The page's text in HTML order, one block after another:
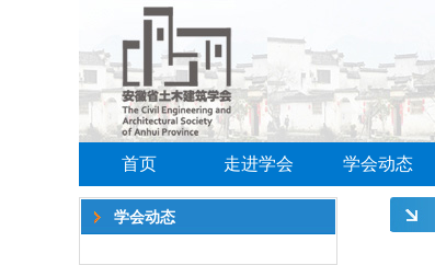
首页 走进学会 学会动态
学会动态